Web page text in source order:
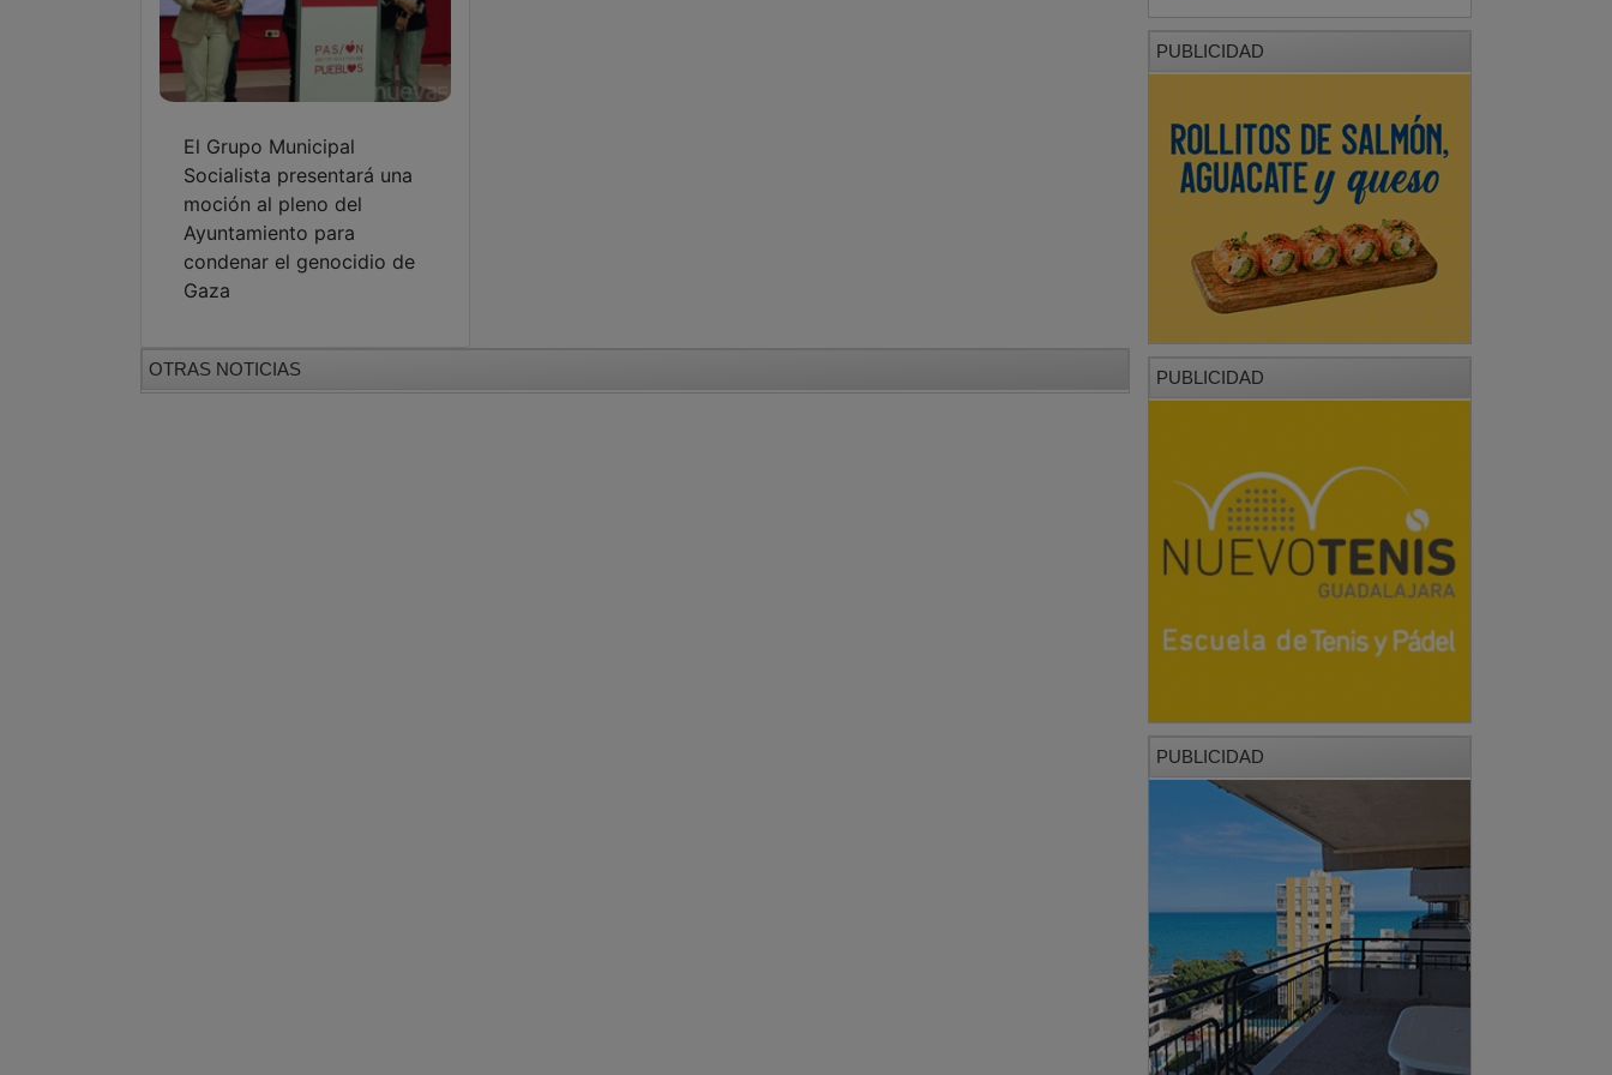
El Grupo Municipal
Socialista presentará una
moción al pleno del
Ayuntamiento para
condenar el genocidio de
Gaza
OTRAS NOTICIAS
PUBLICIDAD
PUBLICIDAD
PUBLICIDAD